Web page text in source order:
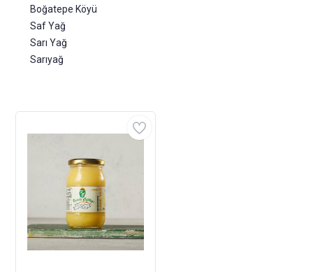
Boğatepe Köyü
Saf Yağ
Sarı Yağ
Sarıyağ